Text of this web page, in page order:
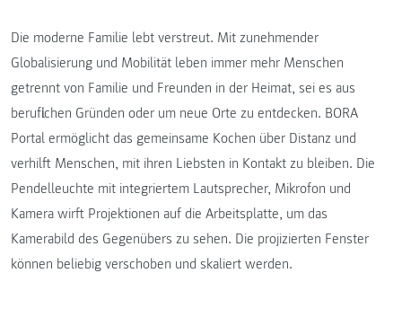
Die moderne Familie lebt verstreut. Mit zunehmender
Globalisierung und Mobilität leben immer mehr Menschen
getrennt von Familie und Freunden in der Heimat, sei es aus
beruflichen Gründen oder um neue Orte zu entdecken. BORA
Portal ermöglicht das gemeinsame Kochen über Distanz und
verhilft Menschen, mit ihren Liebsten in Kontakt zu bleiben. Die
Pendelleuchte mit integriertem Lautsprecher, Mikrofon und
Kamera wirft Projektionen auf die Arbeitsplatte, um das
Kamerabild des Gegenübers zu sehen. Die projizierten Fenster
können beliebig verschoben und skaliert werden.